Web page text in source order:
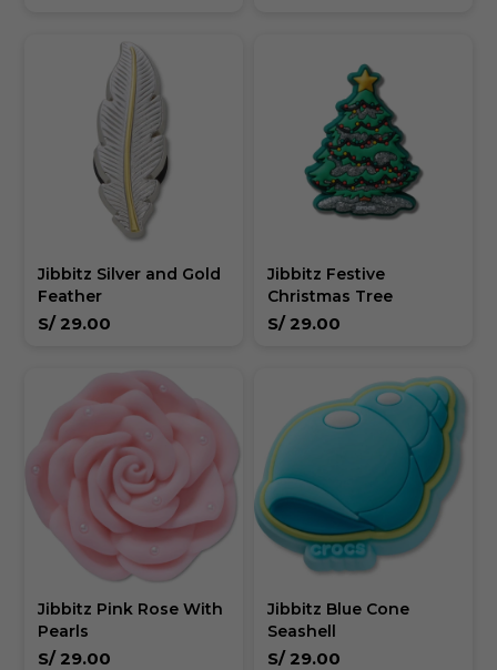
Jibbitz Silver and Gold
Feather
S/ 29.00
Jibbitz Festive
Christmas Tree
S/ 29.00
Jibbitz Pink Rose With
Pearls
S/ 29.00
Jibbitz Blue Cone
Seashell
S/ 29.00